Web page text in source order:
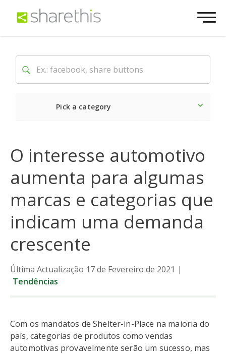
Pick a category
O interesse automotivo
aumenta para algumas
marcas e categorias que
indicam uma demanda
crescente
Última Actualização 17 de Fevereiro de 2021 |
Tendências
Com os mandatos de Shelter-in-Place na maioria do
país, categorias de produtos como vendas
automotivas provavelmente serão um sucesso, mas